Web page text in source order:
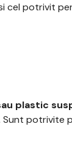
cel potrivit
plastic
potrivite